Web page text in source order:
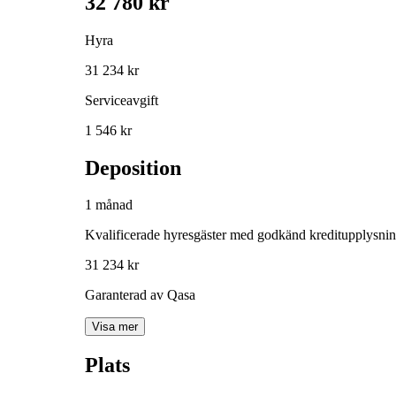
Hyra
31 234 kr
Serviceavgift
1 546 kr
Deposition
1 månad
Kvalificerade hyresgäster med godkänd
31 234 kr
Garanterad av Qasa
Visa mer
Plats